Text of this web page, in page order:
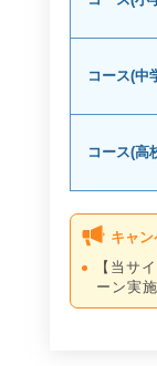
コース(中
コース(高
キャ
【当サ
ーン実